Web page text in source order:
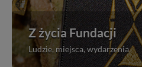
Z życia Fundacji
Ludzie, miejsca, wydarzenia